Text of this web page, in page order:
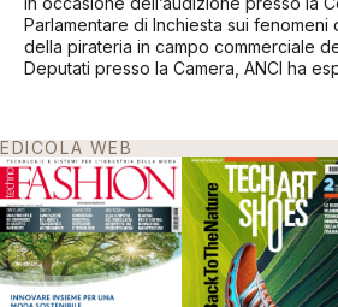
Parlamentare di Inchiesta sui
della pirateria in campo commerciale
Deputati presso la Camera, ANCI ha
EDICOLA WEB